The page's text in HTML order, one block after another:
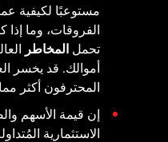
مستوعبًا لكيفية
الفروقات، وما إذا
تحمل المخاطر
أموالك. قد يخسر
المحترفون أكثر
إن قيمة الأسهم
الاستثمارية